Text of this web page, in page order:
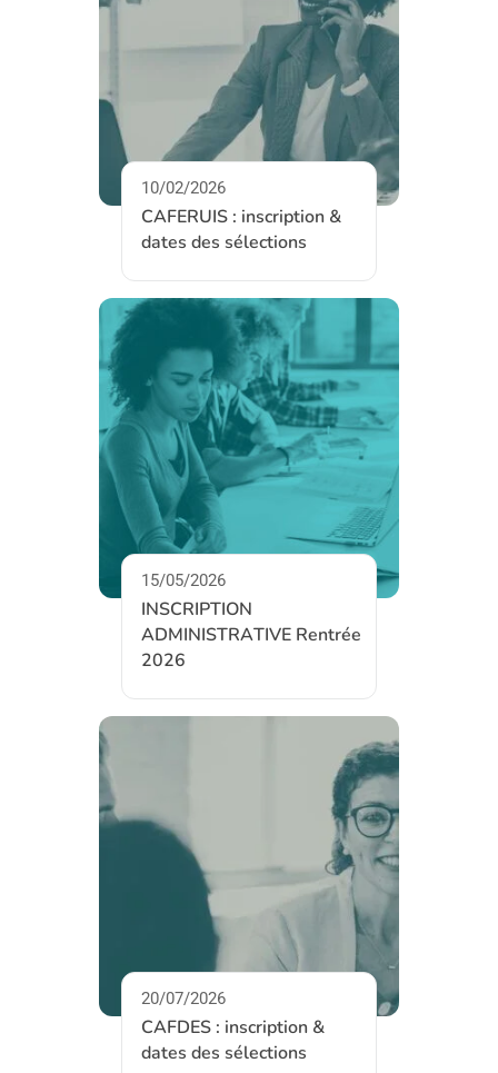
10/02/2026
CAFERUIS : inscription &
dates des sélections
15/05/2026
INSCRIPTION
ADMINISTRATIVE Rentrée
2026
20/07/2026
CAFDES : inscription &
dates des sélections